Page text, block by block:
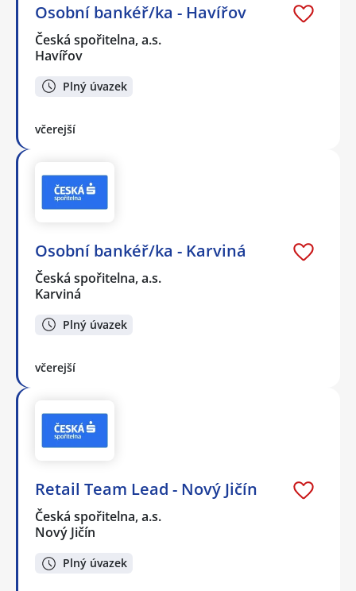
Osobní bankéř/ka - Havířov
Česká spořitelna, a.s.
Havířov
Plný úvazek
včerejší
Osobní bankéř/ka - Karviná
Česká spořitelna, a.s.
Karviná
Plný úvazek
včerejší
Retail Team Lead - Nový Jičín
Česká spořitelna, a.s.
Nový Jičín
Plný úvazek